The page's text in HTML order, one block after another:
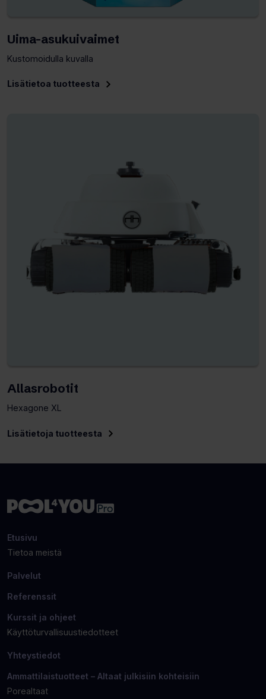
Uima-asukuivaimet
Kustomoidulla kuvalla
Lisätietoa tuotteesta
Allasrobotit
Hexagone XL
Lisätietoja tuotteesta
Etusivu
Tietoa meistä
Palvelut
Referenssit
Kurssit ja ohjeet
Käyttöturvallisuustiedotteet
Yhteystiedot
Ammattilaistuotteet – Altaat julkisiin kohteisiin
Porealtaat